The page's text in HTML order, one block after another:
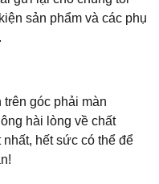
sản phẩm và các phụ
góc phải màn
hài lòng về chất
hết sức có thể để